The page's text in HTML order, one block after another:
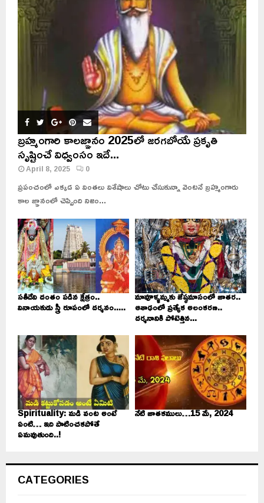
బ్రహ్మంగారి కాలజ్ఞానం 2025లో జరగబోయే ప్రకృతి
సృష్టించే విధ్వంసం ఇదే...
April 8, 2025 0
ప్రపంచంలో ఎక్కడ ఏ వింతలు విశేషాలు చోటు చేసుకున్నా వెంటనే బ్రహ్మంగారు
కాల జ్ఞానంలో చెప్పింది నిజం...
సతీదేవి దంతం పడిన క్షేత్రం..
వినాయకుడు స్త్రీ రూపంలో దర్శనం.....
మావూళ్ళమ్మకు జేష్ఠమాసంలో జాతర..
ఆశాఢంలో ప్రత్యేక అలంకరణ..
దర్శనానికి పోటెత్తిన...
Spirituality: మడి వంట అంటే
ఏంటి… ఇది పాటించకపోతే
ఏమవుతుంది..!
నేటి జాతకములు…15 మే, 2024
CATEGORIES